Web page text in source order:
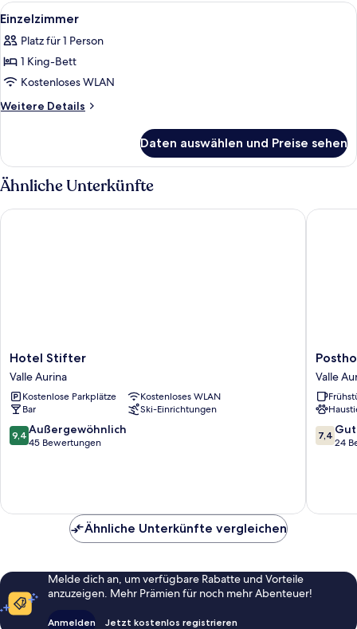
Alle
Fotos
für
Einzelzimmer
anzeigen
Ein gemütliches Zimmer mit
6
Einzelzimmer
Platz für 1 Person
1 King-Bett
Kostenloses WLAN
Weitere Details
Weitere
Daten auswählen und Preise sehen
Ähnliche Unterkünfte
Hotel
Stifter
Valle
Aurina
Hotel Stifter
Valle Aurina
Kostenlose Parkplätze
Kostenloses WLAN
Bar
Ski-Einrichtungen
9.4
von
9,4 Außergewöhnlich
45 Bewertungen
Hotel Stifter
Valle
Aurina
Valle
7.4
von
7,4 Gut
24
Ähnliche Unterkünfte vergleichen
Melde dich an, um verfügbare Rabatte und Vorteile
anzuzeigen. Mehr Prämien für noch mehr Abenteuer!
Anmelden Jetzt kostenlos registrieren